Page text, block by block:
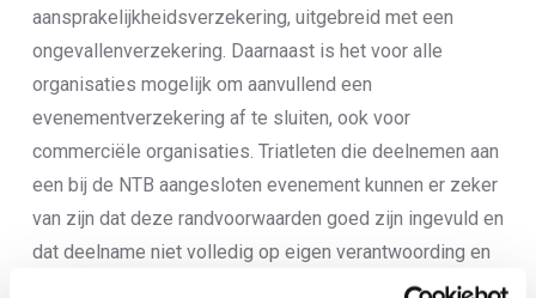
aansprakelijkheidsverzekering, uitgebreid met een
ongevallenverzekering. Daarnaast is het voor alle
organisaties mogelijk om aanvullend een
evenementverzekering af te sluiten, ook voor
commerciële organisaties. Triatleten die deelnemen aan
een bij de NTB aangesloten evenement kunnen er zeker
van zijn dat deze randvoorwaarden goed zijn ingevuld en
dat deelname niet volledig op eigen verantwoording en
risico is. De NTB fungeert daarmee als keurmerk voor